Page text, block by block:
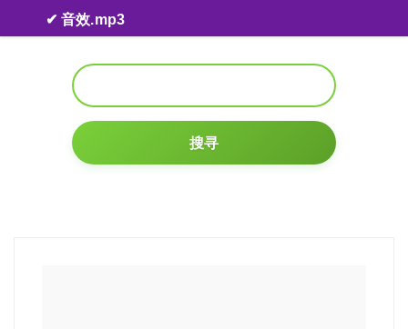
Skip to content
✔ 音效.mp3
搜寻